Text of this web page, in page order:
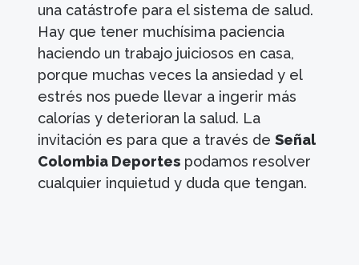
una catástrofe para el sistema de salud.
Hay que tener muchísima paciencia
haciendo un trabajo juiciosos en casa,
porque muchas veces la ansiedad y el
estrés nos puede llevar a ingerir más
calorías y deterioran la salud. La
invitación es para que a través deSeñal
Colombia Deportes podamos resolver
cualquier inquietud y duda que tengan.